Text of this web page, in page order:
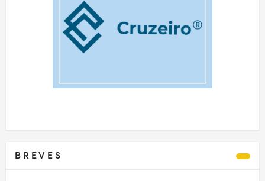
B R E V E S